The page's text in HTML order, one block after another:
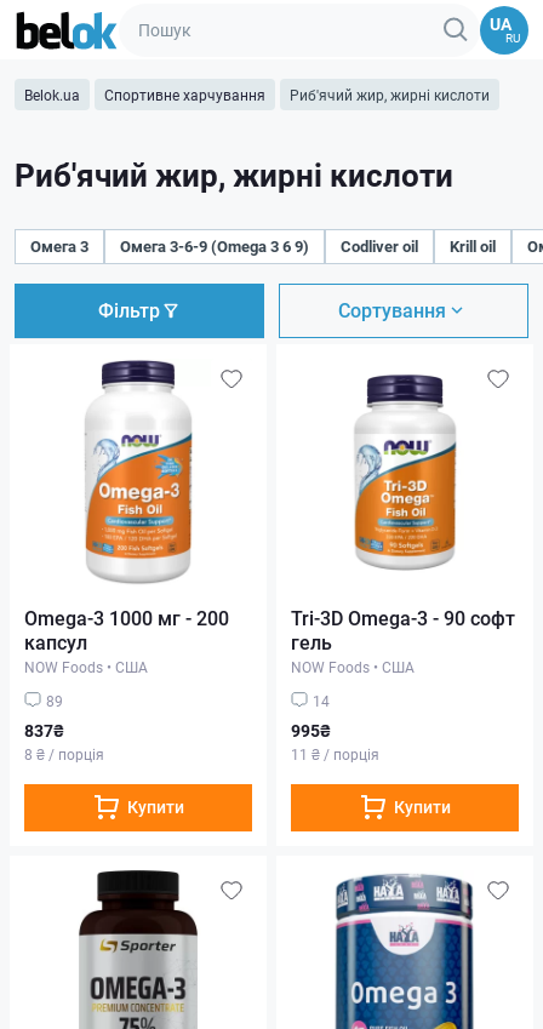
UA
RU
Belok.ua Спортивне харчування Риб'ячий жир, жирні кислоти
Риб'ячий жир, жирні кислоти
Омега 3 Омега 3-6-9 (Omega 3 6 9) Codliver oil Krill oil
Фільтр Сортування
Omega-3 1000 мг - 200
капсул
NOW Foods • США
89
837₴
8 ₴ / порція
Купити
Tri-3D Omega-3 - 90 софт
гель
NOW Foods • США
14
995₴
11 ₴ / порція
Купити